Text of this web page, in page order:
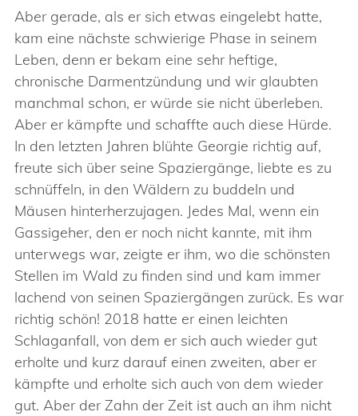
Aber gerade, als er sich etwas eingelebt hatte,
kam eine nächste schwierige Phase in seinem
Leben, denn er bekam eine sehr heftige,
chronische Darmentzündung und wir glaubten
manchmal schon, er würde sie nicht überleben.
Aber er kämpfte und schaffte auch diese Hürde.
In den letzten Jahren blühte Georgie richtig auf,
freute sich über seine Spaziergänge, liebte es zu
schnüffeln, in den Wäldern zu buddeln und
Mäusen hinterherzujagen. Jedes Mal, wenn ein
Gassigeher, den er noch nicht kannte, mit ihm
unterwegs war, zeigte er ihm, wo die schönsten
Stellen im Wald zu finden sind und kam immer
lachend von seinen Spaziergängen zurück. Es war
richtig schön! 2018 hatte er einen leichten
Schlaganfall, von dem er sich auch wieder gut
erholte und kurz darauf einen zweiten, aber er
kämpfte und erholte sich auch von dem wieder
gut. Aber der Zahn der Zeit ist auch an ihm nicht